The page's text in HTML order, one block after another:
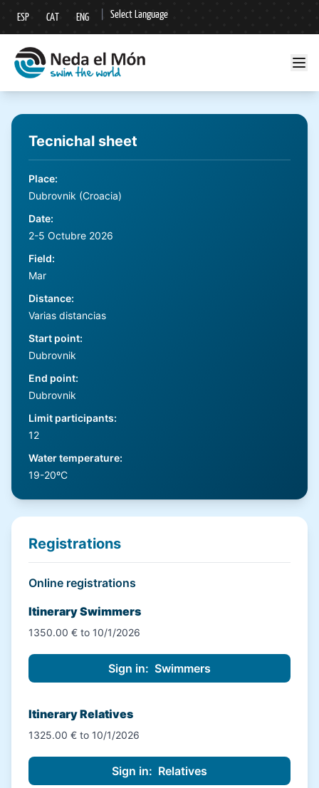
ESP CAT ENG Select Language
▼
Tecnichal sheet
Place:
Dubrovnik (Croacia)
Date:
2-5 Octubre 2026
Field:
Mar
Distance:
Varias distancias
Start point:
Dubrovnik
End point:
Dubrovnik
Limit participants:
12
Water temperature:
19-20ºC
Registrations
Online registrations
Itinerary Swimmers
1350.00 € to 10/1/2026
Itinerary Relatives
1325.00 € to 10/1/2026